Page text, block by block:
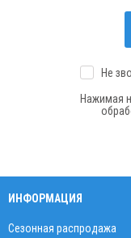
Не
Нажимая
ИНФОРМАЦИЯ
Сезонная распродажа